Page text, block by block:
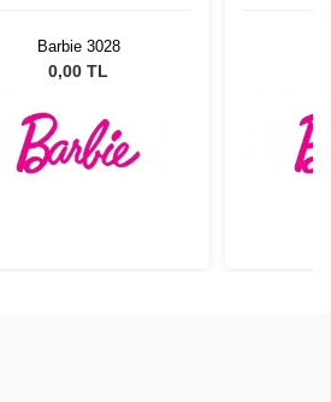
Barbie 3028
0,00 TL